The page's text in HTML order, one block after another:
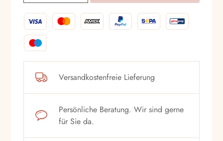
2706
Nero
Menge
Versandkostenfreie Lieferung
Persönliche Beratung. Wir sind gerne
für Sie da.